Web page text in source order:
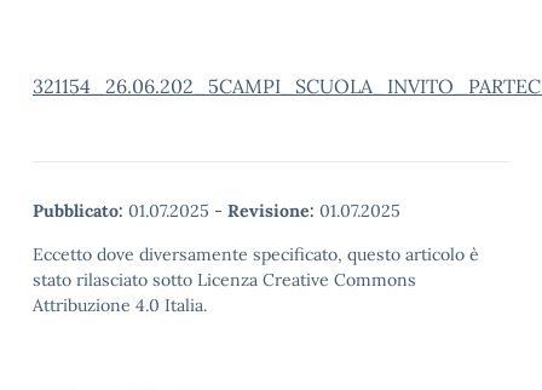
Pubblicato: 01.07.2025 - Revisione: 01.07.2025
Eccetto dove diversamente specificato, questo articolo è
stato rilasciato sotto Licenza Creative Commons
Attribuzione 4.0 Italia.